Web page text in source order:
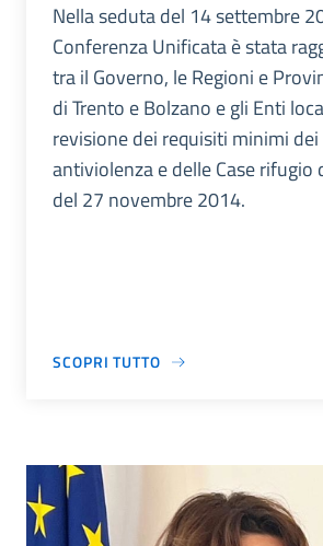
Nella seduta del 14 settembre
Conferenza Unificata è stata
tra il Governo, le Regioni e
di Trento e Bolzano e gli Enti
revisione dei requisiti minimi dei
antiviolenza e delle Case rifugio
del 27 novembre 2014.
SCOPRI TUTTO